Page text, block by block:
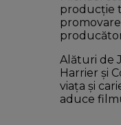
producție
Alături de
Harrier și
viața și
aduce